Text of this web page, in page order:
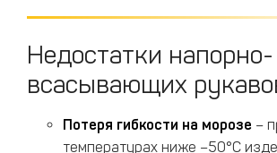
Недостатки напорно-
всасывающих
Потеря гибкости на морозе –
температурах ниже –50°C